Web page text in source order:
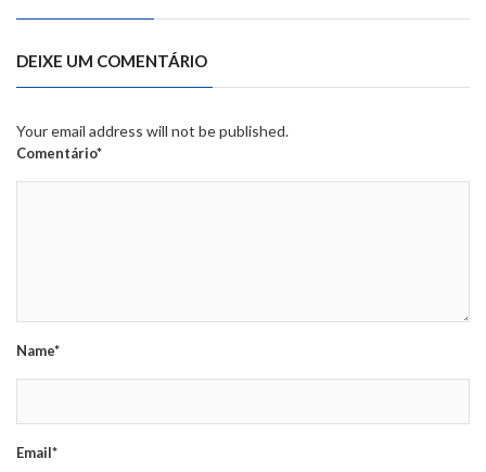
DEIXE UM COMENTÁRIO
Your email address will not be published.
Comentário*
Name*
Email*